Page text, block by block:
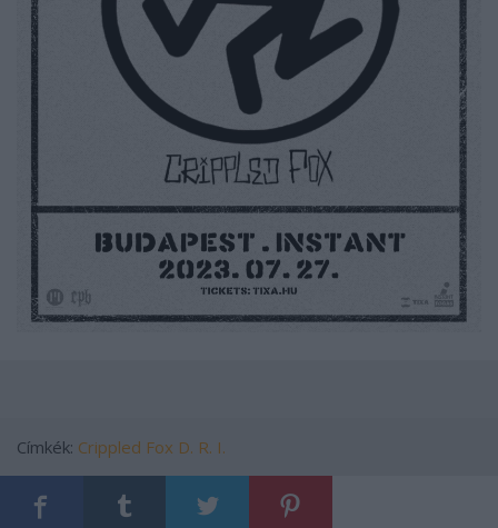
Címkék: Crippled Fox D. R. I.